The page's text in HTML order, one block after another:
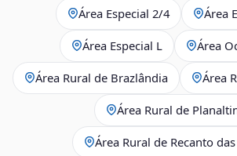
Área Especial 2/4 Área
Área Especial L Área
Área Rural de Brazlândia Área
Área Rural de
Área Rural de Recanto